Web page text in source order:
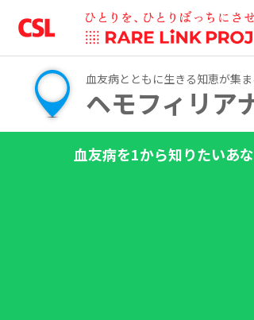
血友病とともに生きる知恵が集ま
ヘモフィリア
血友病を1から知りたいあ